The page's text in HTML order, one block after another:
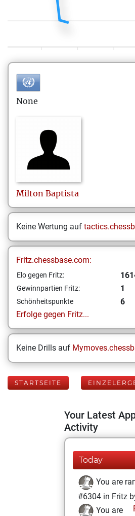
None
Milton Baptista
Keine Wertung auf
Fritz.chessbase.com:
Elo gegen Fritz:
Gewinnpartien Fritz: 1
Schönheitspunkte
6
Erfolge gegen Fritz...
Keine Drills auf
STARTSEITE
Your Latest
Activity
Today
You are
#6304 in Fritz
You are